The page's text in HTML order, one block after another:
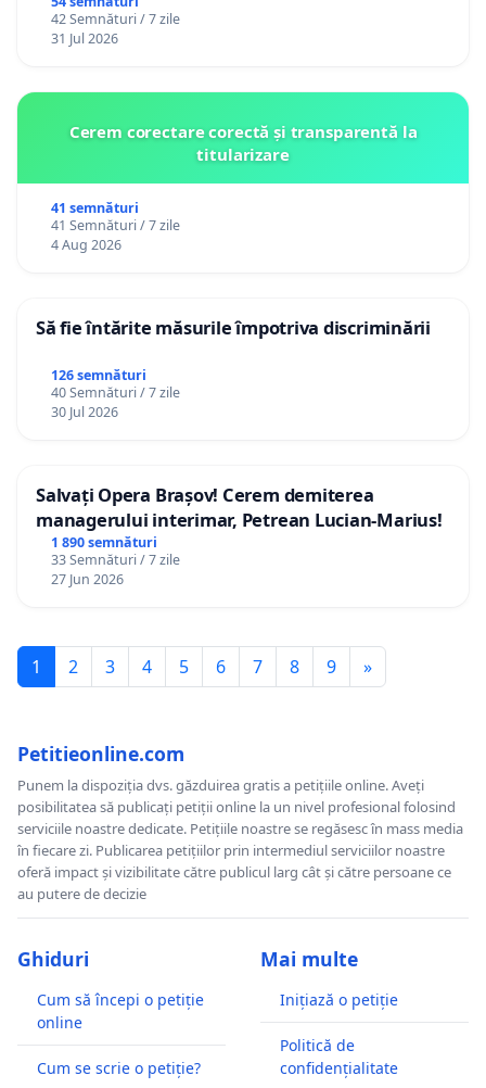
12 ani
42 Semnături / 7 zile
31 Jul 2026
Cerem corectare corectă și transparentă la
titularizare
41 semnături
41 Semnături / 7 zile
4 Aug 2026
Să fie întărite măsurile împotriva discriminării
126 semnături
40 Semnături / 7 zile
30 Jul 2026
Salvați Opera Brașov! Cerem demiterea
managerului interimar, Petrean Lucian-Marius!
1 890 semnături
33 Semnături / 7 zile
27 Jun 2026
1 2 3 4 5 6 7 8 9 »
Petitieonline.com
Punem la dispoziția dvs. găzduirea gratis a petițiile online. Aveți
posibilitatea să publicați petiții online la un nivel profesional folosind
serviciile noastre dedicate. Petițiile noastre se regăsesc în mass media
în fiecare zi. Publicarea petițiilor prin intermediul serviciilor noastre
oferă impact și vizibilitate către publicul larg cât și către persoane ce
au putere de decizie
Ghiduri
Cum să începi o petiție
online
Cum se scrie o petiție?
Mai multe
Inițiază o petiție
Politică de
confidențialitate